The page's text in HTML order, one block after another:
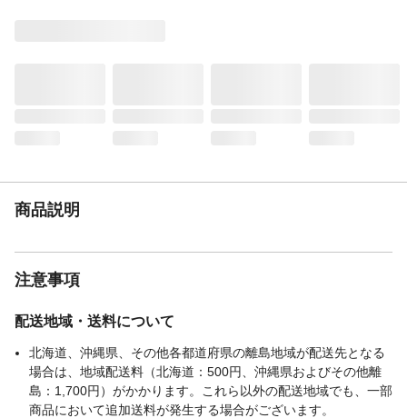
商品説明
注意事項
配送地域・送料について
北海道、沖縄県、その他各都道府県の離島地域が配送先となる
場合は、地域配送料（北海道：500円、沖縄県およびその他離
島：1,700円）がかかります。これら以外の配送地域でも、一部
商品において追加送料が発生する場合がございます。